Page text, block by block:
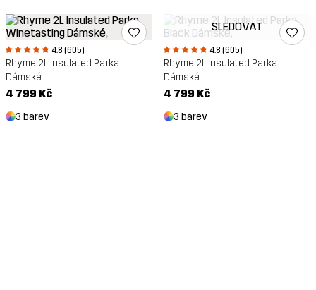
4.8 (605)
Rhyme 2L Insulated Parka
Dámské
4 799 Kč
3 barev
SLEDOVAT
4.8 (605)
Rhyme 2L Insulated Parka
Dámské
4 799 Kč
3 barev